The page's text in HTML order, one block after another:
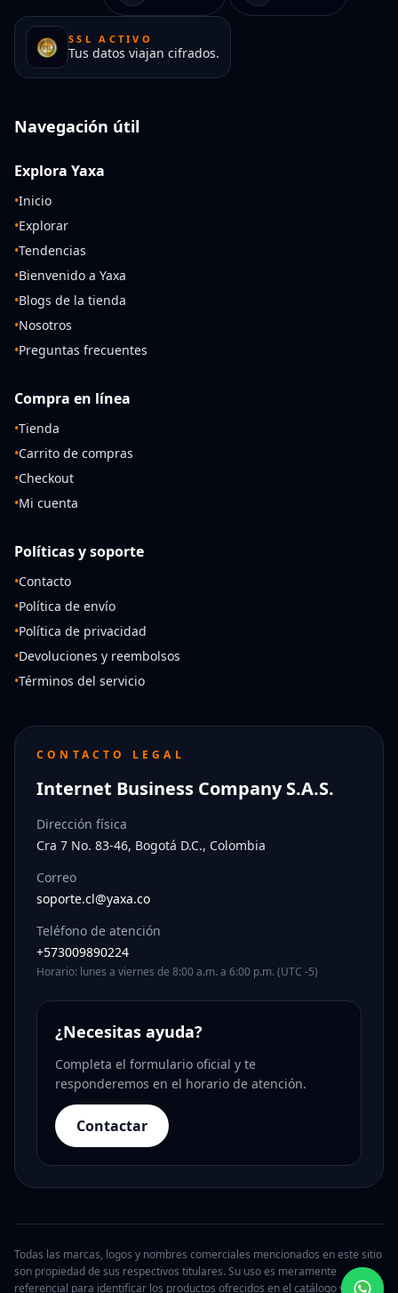
SSL ACTIVO
Tus datos viajan cifrados.
Navegación útil
Explora Yaxa
•Inicio
•Explorar
•Tendencias
•Bienvenido a Yaxa
•Blogs de la tienda
•Nosotros
•Preguntas frecuentes
Compra en línea
•Tienda
•Carrito de compras
•Checkout
•Mi cuenta
Políticas y soporte
•Contacto
•Política de envío
•Política de privacidad
•Devoluciones y reembolsos
•Términos del servicio
CONTACTO LEGAL
Internet Business Company S.A.S.
Dirección física
Cra 7 No. 83-46, Bogotá D.C., Colombia
Correo
soporte.cl@yaxa.co
Teléfono de atención
+573009890224
Horario: lunes a viernes de 8:00 a.m. a 6:00 p.m. (UTC -5)
¿Necesitas ayuda?
Completa el formulario oficial y te
responderemos en el horario de atención.
Contactar
Todas las marcas, logos y nombres comerciales mencionados en este sitio
son propiedad de sus respectivos titulares. Su uso es meramente
referencial para identificar los productos ofrecidos en el catálogo y no